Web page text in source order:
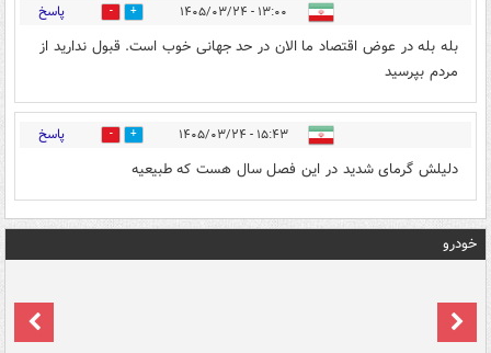
۱۳:۰۰ - ۱۴۰۵/۰۳/۲۴ 1 پاسخ
بله بله در عوض اقتصاد ما الان در حد جهانی خوب است. قبول ندارید از
مردم بپرسید
۱۵:۴۳ - ۱۴۰۵/۰۳/۲۴ 0 پاسخ
دلیلش گرمای شدید در این فصل سال هست که طبیعیه
خودرو